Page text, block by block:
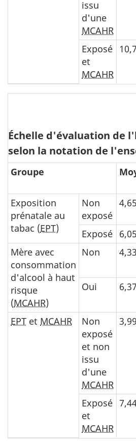
issu
d'une
MCAHR
Exposé
et
MCAHR
Échelle d'évaluation de
selon la notation de
Groupe
Exposition
prénatale au
tabac (EPT)
Non
exposé
4,65
Exposé 6,05
Mère avec
consommation
d'alcool à haut
risque
(MCAHR)
Non 4,33
Oui 6,37
EPT et MCAHR
Non
exposé
et non
issu
d'une
MCAHR
3,99
Exposé
et
MCAHR